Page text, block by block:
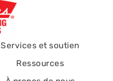
Services et soutien
Ressources